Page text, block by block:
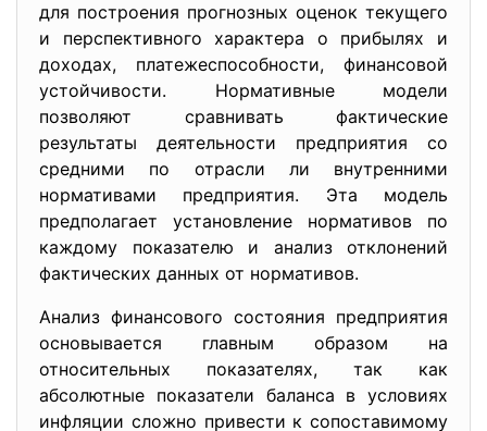
для построения прогнозных оценок текущего
и перспективного характера о прибылях и
доходах, платежеспособности, финансовой
устойчивости. Нормативные модели
позволяют сравнивать фактические
результаты деятельности предприятия со
средними по отрасли ли внутренними
нормативами предприятия. Эта модель
предполагает установление нормативов по
каждому показателю и анализ отклонений
фактических данных от нормативов.
Анализ финансового состояния предприятия
основывается главным образом на
относительных показателях, так как
абсолютные показатели баланса в условиях
инфляции сложно привести к сопоставимому